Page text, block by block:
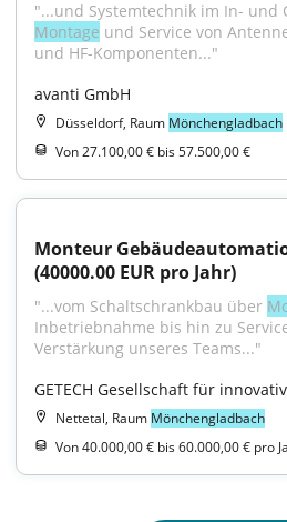
Montage und Service von
und HF-Komponenten..."
avanti GmbH
Düsseldorf, Raum Mönchengladbach
Von 27.100,00 € bis 57.500,00 €
Monteur
(40000.00 EUR pro Jahr)
"...vom Schaltschrankbau über
Inbetriebnahme bis hin zu
Verstärkung unseres Teams..."
GETECH Gesellschaft für
Nettetal, Raum Mönchengladbach
Von 40.000,00 € bis 60.000,00 € pro